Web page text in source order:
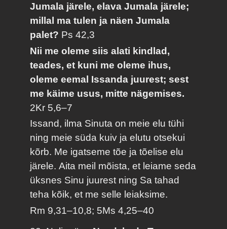
Jumala järele, elava Jumala järele;
millal ma tulen ja näen Jumala
palet? Ps 42,3
Nii me oleme siis alati kindlad,
teades, et kuni me oleme ihus,
oleme eemal Issanda juurest; sest
me käime usus, mitte nägemises.
2Kr 5,6–7
Issand, ilma Sinuta on meie elu tühi
ning meie süda kuiv ja elutu otsekui
kõrb. Me igatseme tõe ja tõelise elu
järele. Aita meil mõista, et leiame seda
üksnes Sinu juurest ning Sa tahad
teha kõik, et me selle leiaksime.
Rm 9,31–10,8; 5Ms 4,25–40